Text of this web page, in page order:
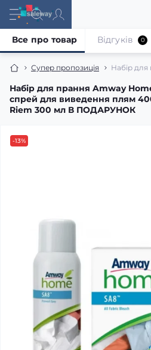
Супер пропозиція Набір
Набір для прання Amway
спрей для виведення плям
Riem 300 мл В ПОДАРУНОК
Все про товар Відгуків 0
-13%